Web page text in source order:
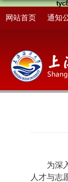
网站首页 通知
为深
人才与志